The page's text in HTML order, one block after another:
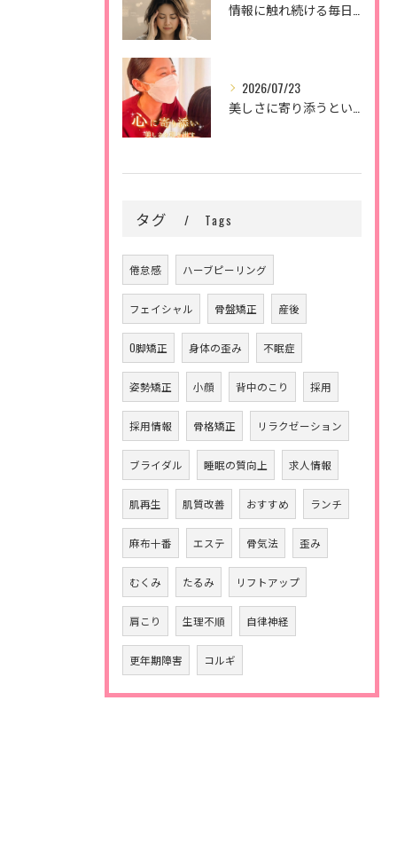
2026/07/23
タグ Tags
倦怠感 ハーブピーリング
フェイシャル 骨盤矯正 産後
O脚矯正 身体の歪み 不眠症
姿勢矯正 小顔 背中のこり 採用
採用情報 骨格矯正 リラクゼーション
ブライダル 睡眠の質向上 求人情報
肌再生 肌質改善 おすすめ ランチ
麻布十番 エステ 骨気法 歪み
むくみ たるみ リフトアップ
肩こり 生理不順 自律神経
更年期障害 コルギ